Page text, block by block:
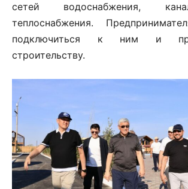
сетей водоснабжения,
теплоснабжения.
подключиться к ним и
строительству.